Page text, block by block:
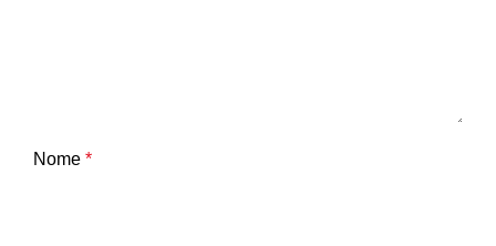
Nome *